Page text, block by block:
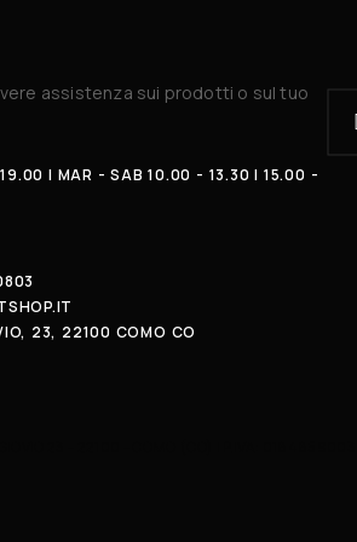
assistenza sui prodotti o sul tuo
| MAR - SAB 10.00 - 13.30 | 15.00 -
23, 22100 COMO CO